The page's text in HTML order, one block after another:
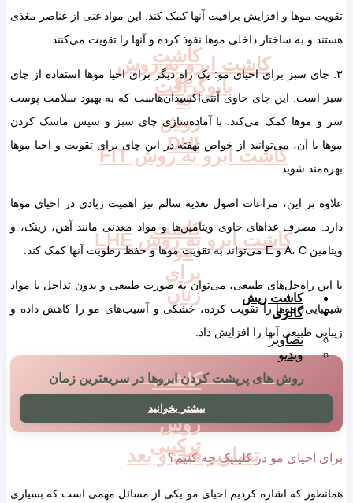
کاشت ابرو به روش
بایوگرافت
کاشت ابرو به روش FIT
کاشت ابرو به روش LHE
کاشت ریش
گالری
تصاویر
ویدیو
تصاویر قبل و بعد
کاشت
مو
به
روش
DHI
کاشت
مو
برای
زنان
کاشت
مو
روش
ترکیبی
تقویت موها و افزایش براقیت آنها کمک کند. این مواد غنی از عناصر مغذی
هستند و به ساختار داخلی موها نفوذ کرده و آنها را تقویت می‌کنند.
۳. چای سبز برای احیای مو: یک راه دیگر برای احیا موها استفاده از چای
سبز است. این چای حاوی آنتی‌اکسیدان‌هاست که به بهبود سلامت پوست
سر و موها کمک می‌کند. با آماده‌سازی چای سبز و سپس ماسک کردن
موها با آن، می‌توانید از خواص نهفته در این چای برای تقویت و احیا موها
بهره‌مند شوید.
علاوه بر این، مراعات اصول تغذیه سالم نیز اهمیت زیادی در احیای موها
دارد. مصرف غذاهای حاوی ویتامین‌ها و مواد معدنی مانند آهن، زینک، و
ویتامین A، C و E می‌تواند به تقویت موها و حفظ رطوبت آنها کمک کند.
با این راه‌حل‌های طبیعی، می‌توان به صورت طبیعی و بدون تداخل با مواد
شیمیایی، موها را تقویت کرده، خشکی و آسیب‌های مو را کاهش داده و
زیبایی طبیعی آنها را افزایش داد.
روش های پرپشت کردن ابروها در سریعترین زمان
بیشتر بخوانید
برای احیای مو در کلینیک چه کنیم؟
همانطور که اشاره کردیم احیای مو یکی از مسائل مهمی است که بسیاری